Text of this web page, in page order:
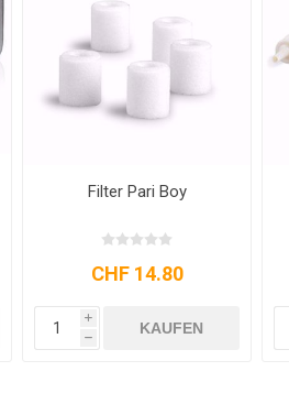
Filter Pari Boy
CHF 14.80
i
h
KAUFEN